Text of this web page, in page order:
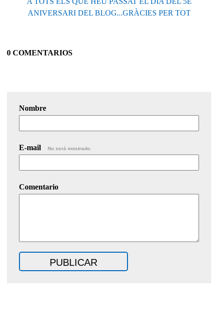
ANIVERSARI DEL BLOG...GRÀCIES PER TOT
0 COMENTARIOS
Nombre
E-mail No será mostrado.
Comentario